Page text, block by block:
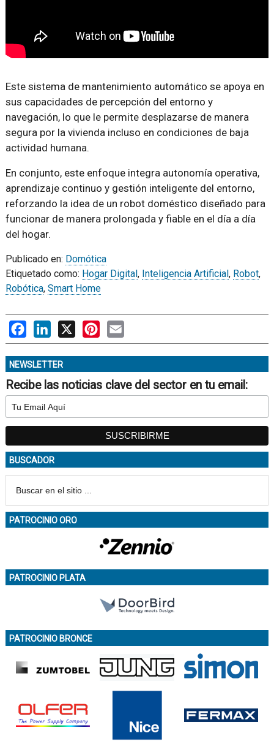
Este sistema de mantenimiento automático se apoya en
sus capacidades de percepción del entorno y
navegación, lo que le permite desplazarse de manera
segura por la vivienda incluso en condiciones de baja
actividad humana.
En conjunto, este enfoque integra autonomía operativa,
aprendizaje continuo y gestión inteligente del entorno,
reforzando la idea de un robot doméstico diseñado para
funcionar de manera prolongada y fiable en el día a día
del hogar.
Publicado en: Domótica
Etiquetado como: Hogar Digital , Inteligencia Artificial , Robot,
Robótica, Smart Home
FacebookLinkedIn Pinterest
NEWSLETTER
Recibe las noticias clave del sector en tu email:
BUSCADOR
PATROCINIO ORO
PATROCINIO PLATA
PATROCINIO BRONCE